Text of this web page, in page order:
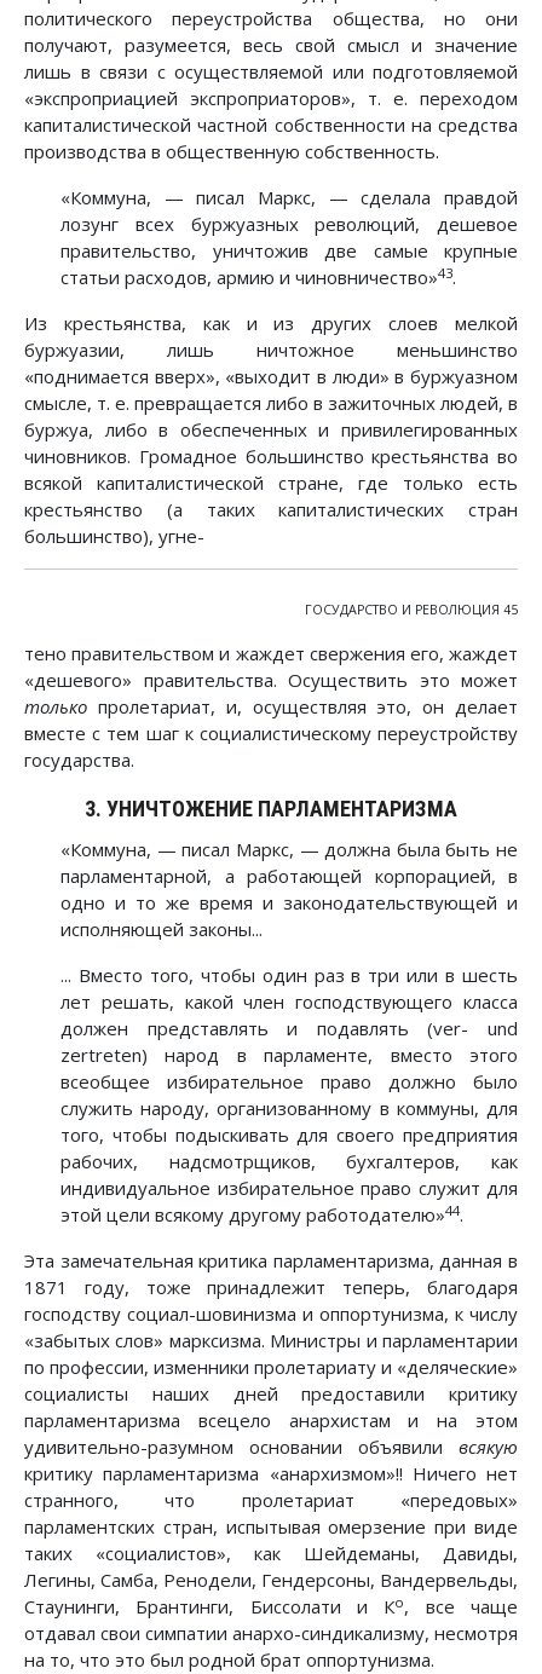
политического переустройства общества, но они
получают, разумеется, весь свой смысл и значение
лишь в связи с осуществляемой или подготовляемой
«экспроприацией экспроприаторов», т. е. переходом
капиталистической частной собственности на средства
производства в общественную собственность.
«Коммуна, — писал Маркс, — сделала правдой
лозунг всех буржуазных революций, дешевое
правительство, уничтожив две самые крупные
статьи расходов, армию и чиновничество»43.
Из крестьянства, как и из других слоев мелкой
буржуазии, лишь ничтожное меньшинство
«поднимается вверх», «выходит в люди» в буржуазном
смысле, т. е. превращается либо в зажиточных людей, в
буржуа, либо в обеспеченных и привилегированных
чиновников. Громадное большинство крестьянства во
всякой капиталистической стране, где только есть
крестьянство (а таких капиталистических стран
большинство), угне-
ГОСУДАРСТВО И РЕВОЛЮЦИЯ 45
тено правительством и жаждет свержения его, жаждет
«дешевого» правительства. Осуществить это может
только пролетариат, и, осуществляя это, он делает
вместе с тем шаг к социалистическому переустройству
государства.
3. УНИЧТОЖЕНИЕ ПАРЛАМЕНТАРИЗМА
«Коммуна, — писал Маркс, — должна была быть не
парламентарной, а работающей корпорацией, в
одно и то же время и законодательствующей и
исполняющей законы...
... Вместо того, чтобы один раз в три или в шесть
лет решать, какой член господствующего класса
должен представлять и подавлять (ver- und
zertreten) народ в парламенте, вместо этого
всеобщее избирательное право должно было
служить народу, организованному в коммуны, для
того, чтобы подыскивать для своего предприятия
рабочих, надсмотрщиков, бухгалтеров, как
индивидуальное избирательное право служит для
этой цели всякому другому работодателю»44.
Эта замечательная критика парламентаризма, данная в
1871 году, тоже принадлежит теперь, благодаря
господству социал-шовинизма и оппортунизма, к числу
«забытых слов» марксизма. Министры и парламентарии
по профессии, изменники пролетариату и «деляческие»
социалисты наших дней предоставили критику
парламентаризма всецело анархистам и на этом
удивительно-разумном основании объявили всякую
критику парламентаризма «анархизмом»!! Ничего нет
странного, что пролетариат «передовых»
парламентских стран, испытывая омерзение при виде
таких «социалистов», как Шейдеманы, Давиды,
Легины, Самба, Ренодели, Гендерсоны, Вандервельды,
Стаунинги, Брантинги, Биссолати и Ко, все чаще
отдавал свои симпатии анархо-синдикализму, несмотря
на то, что это был родной брат оппортунизма.